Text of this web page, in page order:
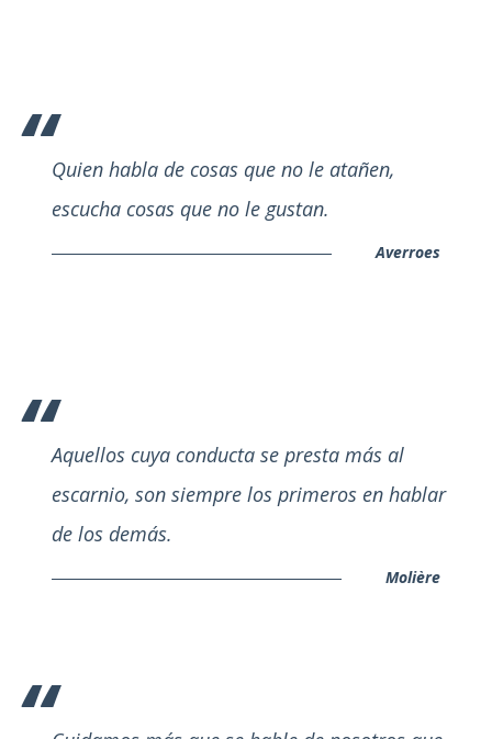
Quien habla de cosas que no le atañen,
escucha cosas que no le gustan.
Averroes
Aquellos cuya conducta se presta más al
escarnio, son siempre los primeros en hablar
de los demás.
Molière